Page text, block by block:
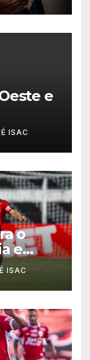
e
ISAC
o
e
Série B
ISAC